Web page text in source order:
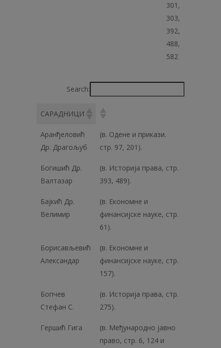
301,
303,
392,
488,
582
Search:
САРАДНИЦИ
Аранђеловић
Др. Драгољуб
(в. Одене и прикази.
стр. 97, 201).
Богишић Др.
Валтазар
(в. Историја права, стр.
393, 489).
Бајкић Др.
Велимир
(в. Економне и
финансијске науке, стр.
61).
Борисављевић
Александар
(в. Економне и
финансијске науке, стр.
157).
Бопчев
Стефан С.
(в. Историја права, стр.
275).
Гершић Гига
(в. Међународно јавно
право, стр. 6, 124 и